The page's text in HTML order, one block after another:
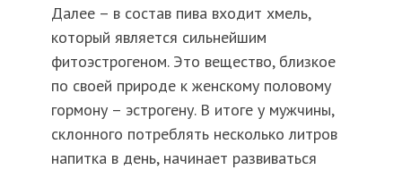
Далее – в состав пива входит хмель,
который является сильнейшим
фитоэстрогеном. Это вещество, близкое
по своей природе к женскому половому
гормону – эстрогену. В итоге у мужчины,
склонного потреблять несколько литров
напитка в день, начинает развиваться